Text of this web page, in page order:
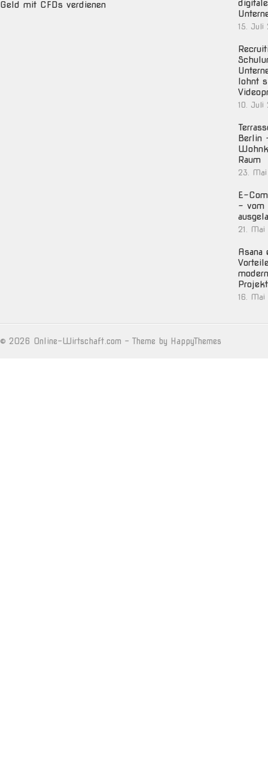
Geld mit CFDs verdienen
15. Juli
lohnt
10. Juli
Berlin
Raum
23.
E-
– vom
21. Mai
Asana
16. Mai
© 2026 Online-Wirtschaft.com - Theme by HappyThemes